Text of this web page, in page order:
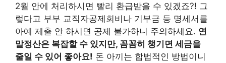
2월 안에 처리하시면 빨리 환급받을 수 있겠죠?! 그
렇다고 부부 교직자공제회비나 기부금 등 명세서를
아예 제출 안 하시면 공제 불가하니 주의하세요. 연
말정산은 복잡할 수 있지만, 꼼꼼히 챙기면 세금을
줄일 수 있어 좋아요! 돈 아끼는 합법적인 방법이니